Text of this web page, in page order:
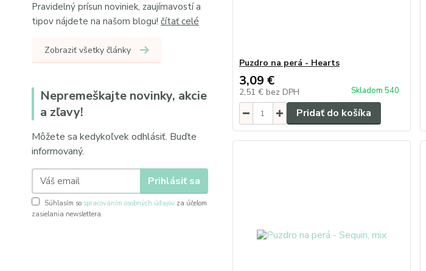
Pravidelný prísun noviniek, zaujímavostí a
tipov nájdete na našom blogu! čítať celé
Zobraziť všetky články
Nepremeškajte novinky, akcie
a zľavy!
Môžete sa kedykoľvek odhlásiť. Buďte
informovaný.
Prihlásiť sa
Súhlasím so spracovaním osobných údajov za účelom
zasielania newslettera.
Puzdro na perá - Hearts
3,09 €
2,51 € bez DPH Skladom 540
Pridať do košíka